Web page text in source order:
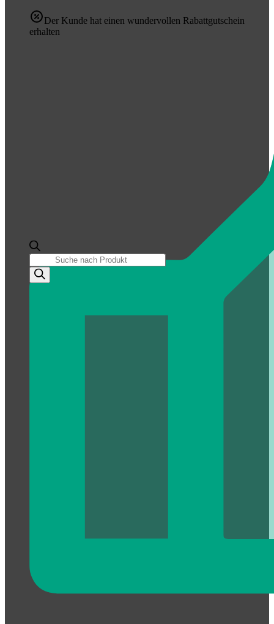
Products
search
Der Kunde hat einen wundervollen Rabattgutschein
erhalten